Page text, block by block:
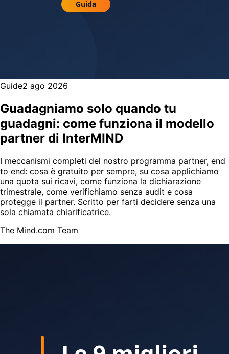
Guide2 ago 2026
Guadagniamo solo quando tu
guadagni: come funziona il modello
partner di InterMIND
I meccanismi completi del nostro programma partner, end
to end: cosa è gratuito per sempre, su cosa applichiamo
una quota sui ricavi, come funziona la dichiarazione
trimestrale, come verifichiamo senza audit e cosa
protegge il partner. Scritto per farti decidere senza una
sola chiamata chiarificatrice.
The Mind.com Team